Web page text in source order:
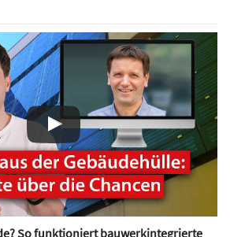
So funktioniert bauwerkintegrierte